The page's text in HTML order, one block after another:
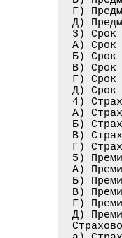
Г)
Д)
3)
А)
Б)
В)
Г)
Д)
4)
А)
Б)
В)
Г)
5)
А)
Б)
В)
Г)
Д)